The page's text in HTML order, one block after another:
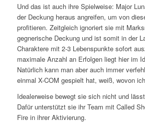
Und das ist auch ihre Spielweise: Major
der Deckung heraus angreifen, um von
profitieren. Zeitgleich ignoriert sie mit
gegnerische Deckung und ist somit in der
Charaktere mit 2-3 Lebenspunkte sofort
maximale Anzahl an Erfolgen liegt hier im
Natürlich kann man aber auch immer
einmal X-COM gespielt hat, weiß, wovon
Idealerweise bewegt sie sich nicht und
Dafür unterstützt sie ihr Team mit Called
Fire in ihrer Aktivierung.